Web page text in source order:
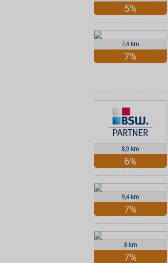
5%
7,4 km
7%
8,9 km
6%
9,4 km
7%
8 km
7%